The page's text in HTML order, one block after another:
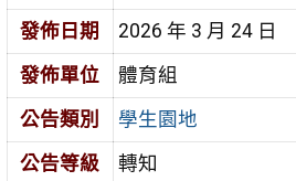
發佈日期
2026 年 3 月 24 日
發佈單位
體育組
公告類別
學生園地
公告等級
轉知